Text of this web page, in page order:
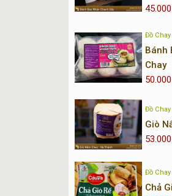
45.000
Đồ
Bánh
Chay
50.000
Đồ
Giò
53.000
Đồ
Chả